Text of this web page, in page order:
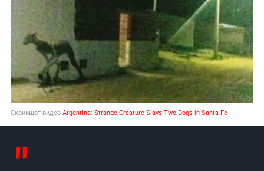
Скриншот видео Argentina: Strange Creature Slays Two Dogs in Santa Fe